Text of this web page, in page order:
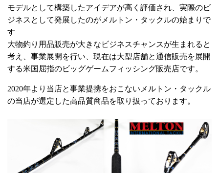
モデルとして構築したアイデアが高く評価され、実際のビ
ジネスとして発展したのがメルトン・タックルの始まりで
す
大物釣り用品販売が大きなビジネスチャンスが生まれると
考え、事業展開を行い、現在は大型店舗と通信販売を展開
する米国屈指のビッグゲームフィッシング販売店です。
2020年より当店と事業提携をおこないメルトン・タックル
の当店が選定した高品質商品を取り扱っております。